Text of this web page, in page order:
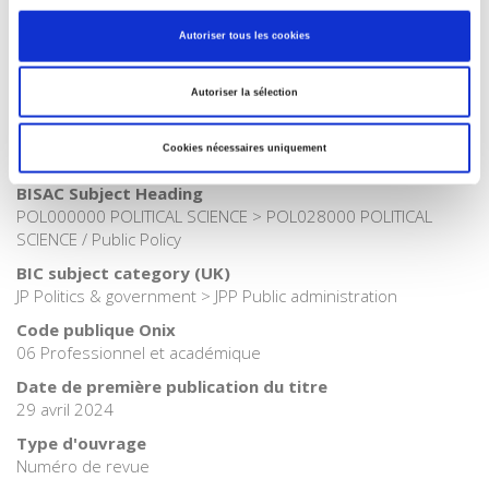
Autoriser tous les cookies
Autoriser la sélection
Cookies nécessaires uniquement
Etat - Administration
Science politique
>Société
BISAC Subject Heading
POL000000 POLITICAL SCIENCE > POL028000 POLITICAL
SCIENCE / Public Policy
BIC subject category (UK)
JP Politics & government > JPP Public administration
Code publique Onix
06 Professionnel et académique
Date de première publication du titre
29 avril 2024
Type d'ouvrage
Numéro de revue